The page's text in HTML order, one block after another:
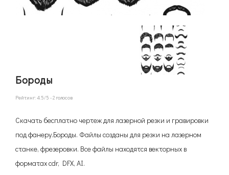
Бороды
Рейтинг:4.5/5 -2 голосов
Скачать бесплатно чертеж для лазерной резки и гравировки
под фанеру.Бороды. Файлы созданы для резки на лазерном
станке, фрезеровки. Все файлы находятся векторных в
форматах cdr, DFX, AI.